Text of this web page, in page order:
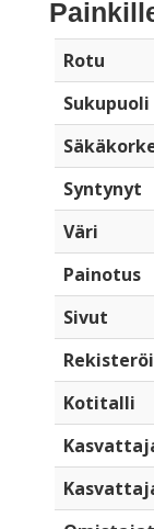
Rotu
Sukupuoli
Syntynyt
Väri
Painotus
Sivut
Kotitalli